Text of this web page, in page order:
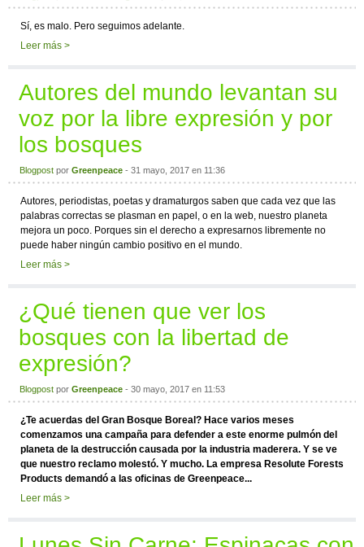
Sí, es malo. Pero seguimos adelante.
Leer más >
Autores del mundo levantan su
voz por la libre expresión y por
los bosques
Blogpost por Greenpeace - 31 mayo, 2017 en 11:36
Autores, periodistas, poetas y dramaturgos saben que cada vez que las
palabras correctas se plasman en papel, o en la web, nuestro planeta
mejora un poco. Porques sin el derecho a expresarnos libremente no
puede haber ningún cambio positivo en el mundo.
Leer más >
¿Qué tienen que ver los
bosques con la libertad de
expresión?
Blogpost por Greenpeace - 30 mayo, 2017 en 11:53
¿Te acuerdas del Gran Bosque Boreal? Hace varios meses
comenzamos una campaña para defender a este enorme pulmón del
planeta de la destrucción causada por la industria maderera. Y se ve
que nuestro reclamo molestó. Y mucho. La empresa Resolute Forests
Products demandó a las oficinas de Greenpeace...
Leer más >